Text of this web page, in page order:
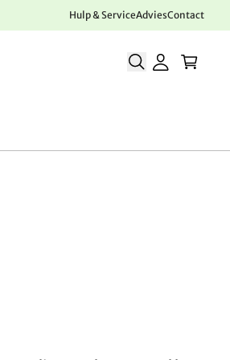
Hulp & ServiceAdviesContact